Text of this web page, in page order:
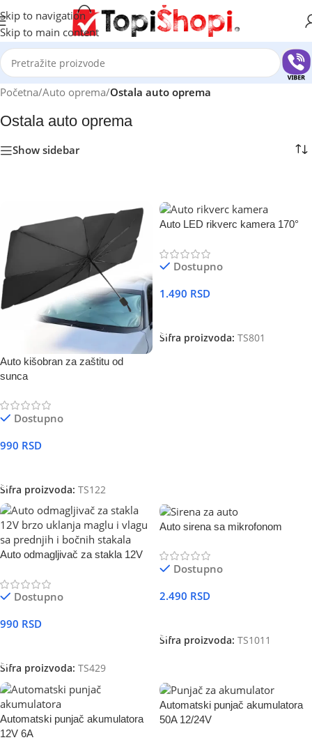
Skip to navigation
Skip to main content
Početna/Auto oprema/Ostala auto oprema
Ostala auto oprema
Show sidebar
Auto kišobran za zaštitu od
sunca
Dostupno
990 RSD
Šifra proizvoda: TS122
Auto LED rikverc kamera 170°
Dostupno
1.490 RSD
Šifra proizvoda: TS801
Auto odmagljivač za stakla 12V
Dostupno
990 RSD
Šifra proizvoda: TS429
Auto sirena sa mikrofonom
Dostupno
2.490 RSD
Šifra proizvoda: TS1011
Automatski punjač akumulatora
12V 6A
Automatski punjač akumulatora
50A 12/24V